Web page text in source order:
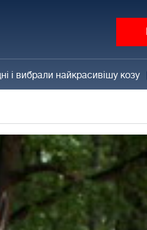
і вибрали найкрасивішу козу